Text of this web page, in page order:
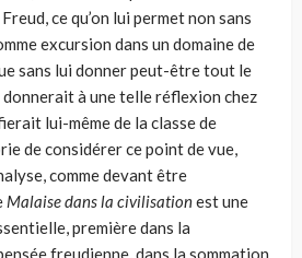
ce qu’on lui permet non sans
excursion dans un domaine de
sans lui donner peut-être tout le
donnerait à une telle réflexion chez
lui-même de la classe de
de considérer ce point de vue,
comme devant être
Malaise dans la civilisationest une
première dans la